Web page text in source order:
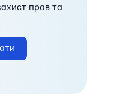
прав та